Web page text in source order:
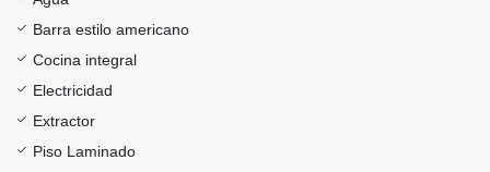
Barra estilo americano
Cocina integral
Electricidad
Extractor
Piso Laminado